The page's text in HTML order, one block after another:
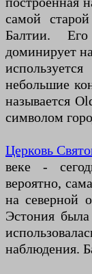
самой
Балтии.
доминирует
небольшие
называется
символом
Церковь
веке -
вероятно,
на северной
Эстония
наблюдения.